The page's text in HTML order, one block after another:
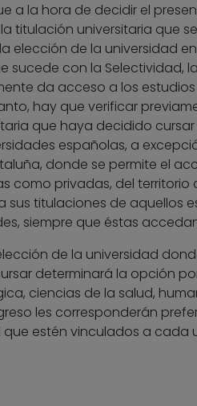
a la hora de decidir el
titulación universitaria que
elección de la universidad
sucede con la Selectividad,
da acceso a los
hay que verificar
que haya decidido
españolas, a
donde se permite el
como privadas, del territorio
sus titulaciones de aquellos
siempre que éstas
de la universidad
determinará la opción
ciencias de la salud,
les corresponderán
estén vinculados a cada